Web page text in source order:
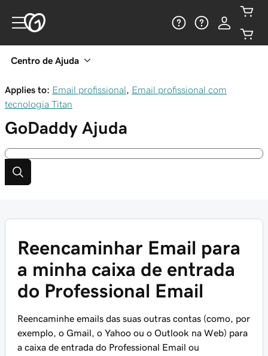
Centro de Ajuda
Applies to: Email profissional
Email profissional com
tecnologia Titan
GoDaddy Ajuda
Reencaminhar Email para
a minha caixa de entrada
do Professional Email
Reencaminhe emails das suas outras contas (como, por
exemplo, o Gmail, o Yahoo ou o Outlook na Web) para
a caixa de entrada do Professional Email ou